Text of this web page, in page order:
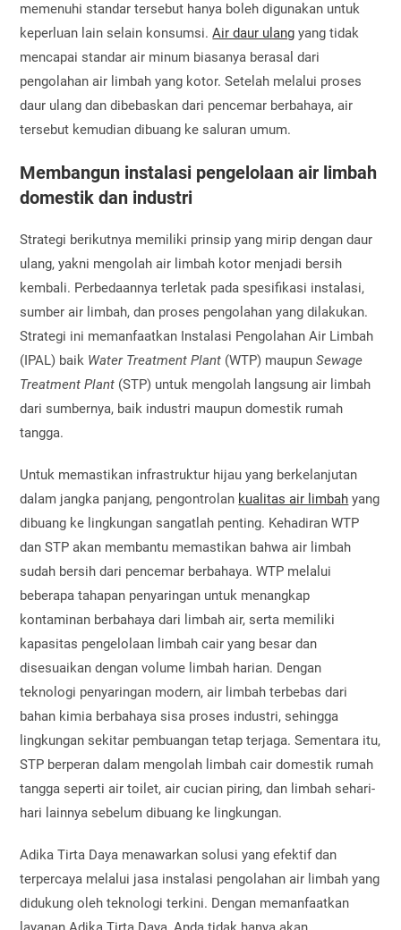
memenuhi standar tersebut hanya boleh digunakan untuk
keperluan lain selain konsumsi.Air daur ulang yang tidak
mencapai standar air minum biasanya berasal dari
pengolahan air limbah yang kotor. Setelah melalui proses
daur ulang dan dibebaskan dari pencemar berbahaya, air
tersebut kemudian dibuang ke saluran umum.
Membangun instalasi pengelolaan air limbah
domestik dan industri
Strategi berikutnya memiliki prinsip yang mirip dengan daur
ulang, yakni mengolah air limbah kotor menjadi bersih
kembali. Perbedaannya terletak pada spesifikasi instalasi,
sumber air limbah, dan proses pengolahan yang dilakukan.
Strategi ini memanfaatkan Instalasi Pengolahan Air Limbah
(IPAL) baik Water Treatment Plant (WTP) maupunSewage
Treatment Plant (STP) untuk mengolah langsung air limbah
dari sumbernya, baik industri maupun domestik rumah
tangga.
Untuk memastikan infrastruktur hijau yang berkelanjutan
dalam jangka panjang, pengontrolan kualitas air limbah yang
dibuang ke lingkungan sangatlah penting. Kehadiran WTP
dan STP akan membantu memastikan bahwa air limbah
sudah bersih dari pencemar berbahaya. WTP melalui
beberapa tahapan penyaringan untuk menangkap
kontaminan berbahaya dari limbah air, serta memiliki
kapasitas pengelolaan limbah cair yang besar dan
disesuaikan dengan volume limbah harian. Dengan
teknologi penyaringan modern, air limbah terbebas dari
bahan kimia berbahaya sisa proses industri, sehingga
lingkungan sekitar pembuangan tetap terjaga. Sementara itu,
STP berperan dalam mengolah limbah cair domestik rumah
tangga seperti air toilet, air cucian piring, dan limbah sehari-
hari lainnya sebelum dibuang ke lingkungan.
Adika Tirta Daya menawarkan solusi yang efektif dan
terpercaya melalui jasa instalasi pengolahan air limbah yang
didukung oleh teknologi terkini. Dengan memanfaatkan